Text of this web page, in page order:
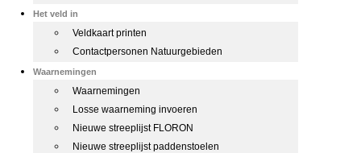
Het veld in
Veldkaart printen
Contactpersonen Natuurgebieden
Waarnemingen
Waarnemingen
Losse waarneming invoeren
Nieuwe streeplijst FLORON
Nieuwe streeplijst paddenstoelen